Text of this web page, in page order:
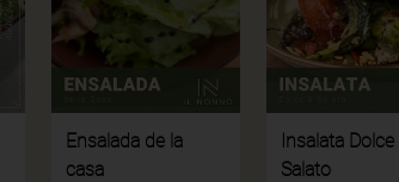
Ensalada de la
casa
Insalata Dolce
Salato